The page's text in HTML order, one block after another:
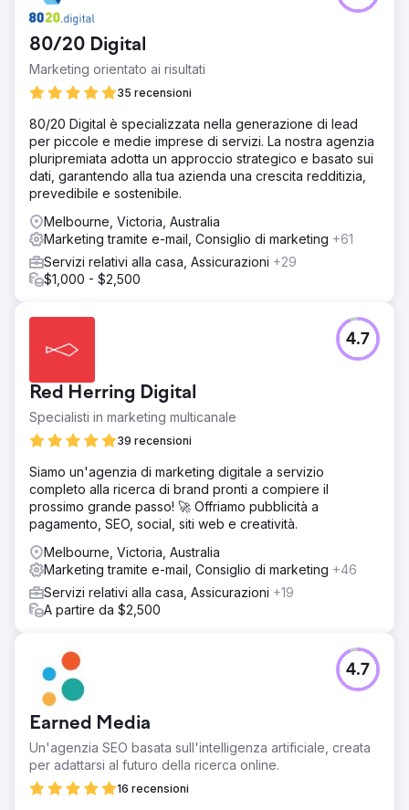
80/20 Digital
Marketing orientato ai risultati
35 recensioni
80/20 Digital è specializzata nella generazione di lead
per piccole e medie imprese di servizi. La nostra agenzia
pluripremiata adotta un approccio strategico e basato sui
dati, garantendo alla tua azienda una crescita redditizia,
prevedibile e sostenibile.
Melbourne, Victoria, Australia
Marketing tramite e-mail, Consiglio di marketing +61
Servizi relativi alla casa, Assicurazioni +29
$1,000 - $2,500
Red Herring Digital
Specialisti in marketing multicanale
39 recensioni
4.7
Siamo un'agenzia di marketing digitale a servizio
completo alla ricerca di brand pronti a compiere il
prossimo grande passo! 🚀 Offriamo pubblicità a
pagamento, SEO, social, siti web e creatività.
Melbourne, Victoria, Australia
Marketing tramite e-mail, Consiglio di marketing +46
Servizi relativi alla casa, Assicurazioni +19
A partire da $2,500
Earned Media
Un'agenzia SEO basata sull'intelligenza artificiale, creata
per adattarsi al futuro della ricerca online.
16 recensioni
4.7